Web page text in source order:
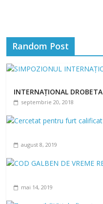
Random Post
INTERNAȚIONAL DROBETA
septembrie 20, 2018
august 8, 2019
mai 14, 2019